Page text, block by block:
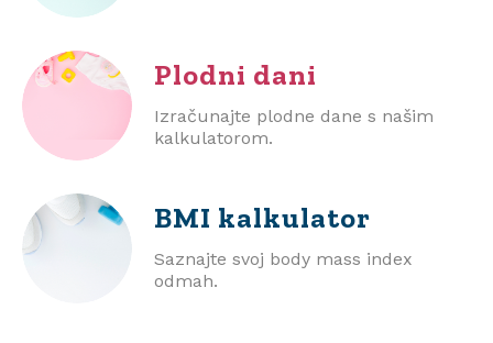
Plodni dani
Izračunajte plodne dane s našim
kalkulatorom.
BMI kalkulator
Saznajte svoj body mass index
odmah.